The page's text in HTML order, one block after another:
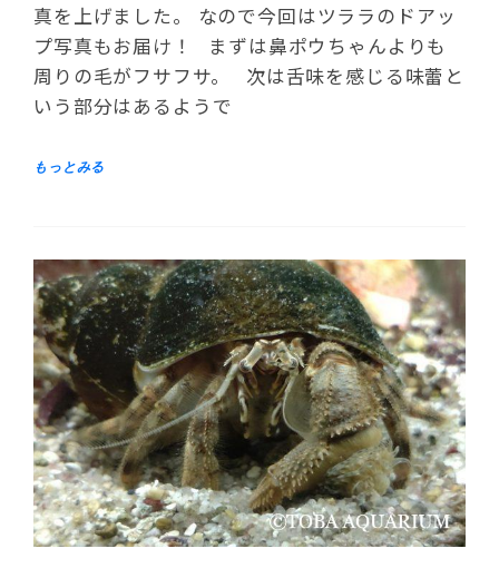
真を上げました。 なので今回はツララのドアッ
プ写真もお届け！ まずは鼻ポウちゃんよりも
周りの毛がフサフサ。 次は舌味を感じる味蕾と
いう部分はあるようで